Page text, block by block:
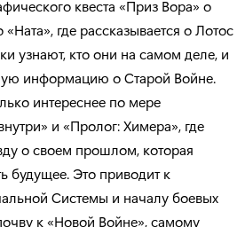
квеста «Приз Вора» о
где рассказывается о Лотос
узнают, кто они на самом деле, и
информацию о Старой Войне.
интереснее по мере
и «Пролог: Химера», где
о своем прошлом, которая
будущее. Это приводит к
Системы и началу боевых
к «Новой Войне», самому